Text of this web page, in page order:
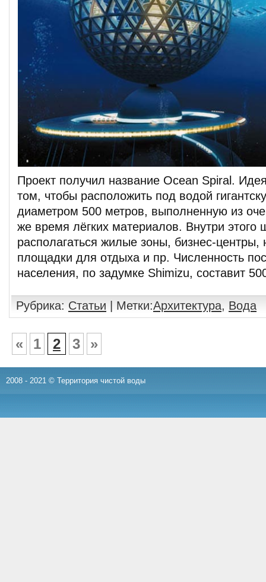
Проект получил название Ocean Spiral.
том, чтобы расположить под водой
диаметром 500 метров, выполненную из
же время лёгких материалов. Внутри этого
располагаться жилые зоны, бизнес-центры,
площадки для отдыха и пр. Численность
населения, по задумке Shimizu, составит
Рубрика: Статьи | Метки:Архитектура, Вода
« 1 2 3 »
2008 - 2021 © Территория чистой воды